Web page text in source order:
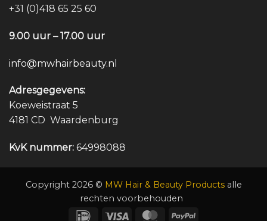
+31 (0)418 65 25 60
9.00 uur – 17.00 uur
info@mwhairbeauty.nl
Adresgegevens:
Koeweistraat 5
4181 CD Waardenburg
KvK nummer: 64998088
Copyright 2026 © MW Hair & Beauty Productsalle
rechten voorbehouden
IDeal
Visa MasterCardPayPal